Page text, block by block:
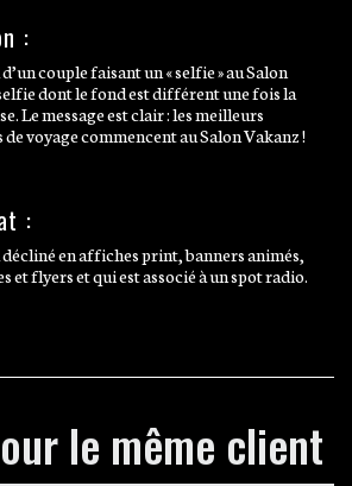
:
couple faisant un « selfie » au Salon
dont le fond est différent une fois la
Le message est clair : les meilleurs
voyage commencent au Salon Vakanz !
:
en affiches print, banners animés,
et flyers et qui est associé à un spot radio.
le même client